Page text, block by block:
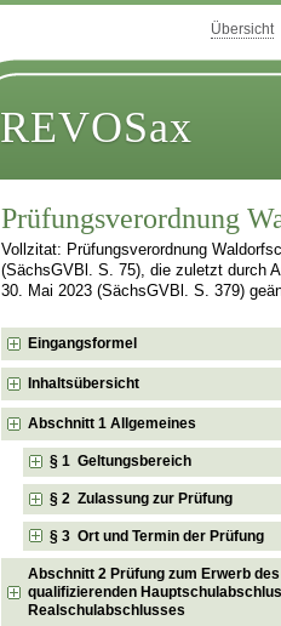
Übersicht
REVOSax
Prüfungsverordnung
Vollzitat: Prüfungsverordnung
(SächsGVBl. S. 75), die zuletzt durch
30. Mai 2023 (SächsGVBl. S. 379)
Eingangsformel
Inhaltsübersicht
Abschnitt 1 Allgemeines
§ 1 Geltungsbereich
§ 2 Zulassung zur Prüfung
§ 3 Ort und Termin der Prüfung
Abschnitt 2 Prüfung zum Erwerb
qualifizierenden
Realschulabschlusses